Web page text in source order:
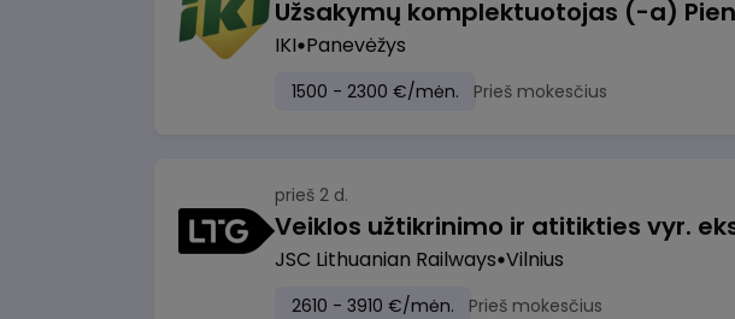
IKI Panevėžys
1500 - 2300 €/mėn. Prieš mokesčius
prieš 2 d.
JSC Lithuanian Railways Vilnius
2610 - 3910 €/mėn. Prieš mokesčius